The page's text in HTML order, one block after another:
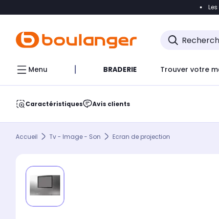
Accéder
Menu BRADERIE Trouver votre
Caractéristiques Avis clients
Accueil Tv - Image - Son Ecran de projection